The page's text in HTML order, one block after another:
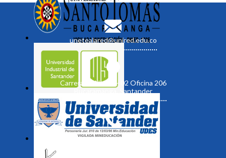
unetealared@unired.edu.co
Carrera 19 No. 35 - 02 Oficina 206
Bucaramanga, Santander